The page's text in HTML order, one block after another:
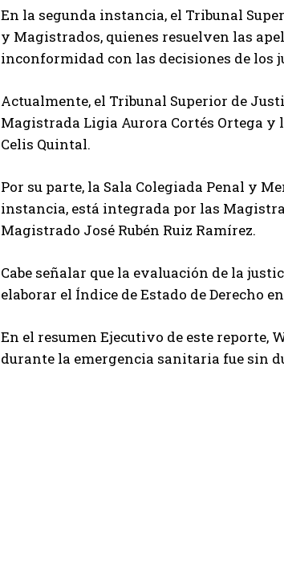
En la segunda instancia, el Tribunal
y Magistrados, quienes resuelven las
inconformidad con las decisiones de los
Actualmente, el Tribunal Superior de
Magistrada Ligia Aurora Cortés Ortega
Celis Quintal.
Por su parte, la Sala Colegiada Penal y
instancia, está integrada por las
Magistrado José Rubén Ruiz Ramírez.
Cabe señalar que la evaluación de la
elaborar el Índice de Estado de Derecho
En el resumen Ejecutivo de este reporte,
durante la emergencia sanitaria fue sin